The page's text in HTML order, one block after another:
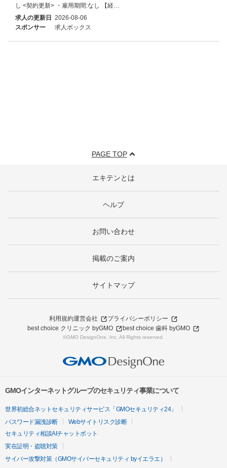
し <契約更新> ・雇用期間:なし 【経…
求人の更新日 2026-08-06
スポンサー
求人ボックス
PAGE TOP
エキテンとは
ヘルプ
お問い合わせ
掲載のご案内
サイトマップ
利用規約運営会社
プライバシーポリシー
best choice クリニック byGMO
best choice 歯科 byGMO
©GMO DesignOne, Inc. All Rights reserved.
GMOインターネットグループのセキュリティ事業について
世界初総合ネットセキュリティサービス「GMOセキュリティ24」
パスワード漏洩診断
Webサイトリスク診断
セキュリティ相談AIチャットボット
実在証明・盗聴対策
サイバー攻撃対策（GMOサイバーセキュリティ byイエラエ）